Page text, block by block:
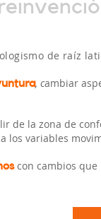
de raíz
, cambiar
de la zona de
los variables
con cambios